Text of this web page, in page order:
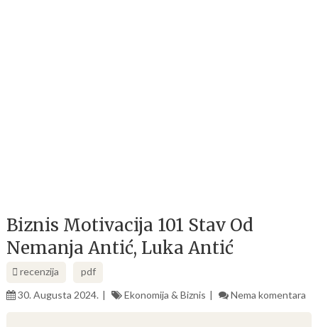
Biznis Motivacija 101 Stav Od
Nemanja Antić, Luka Antić
recenzija
pdf
30. Augusta 2024.
Ekonomija & Biznis Nema komentara